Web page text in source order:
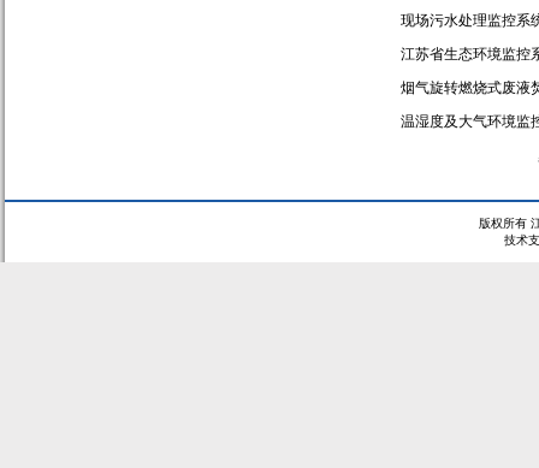
现场污水处理监控系
江苏省生态环境监控
烟气旋转燃烧式废液
温湿度及大气环境监
版权所有
技术